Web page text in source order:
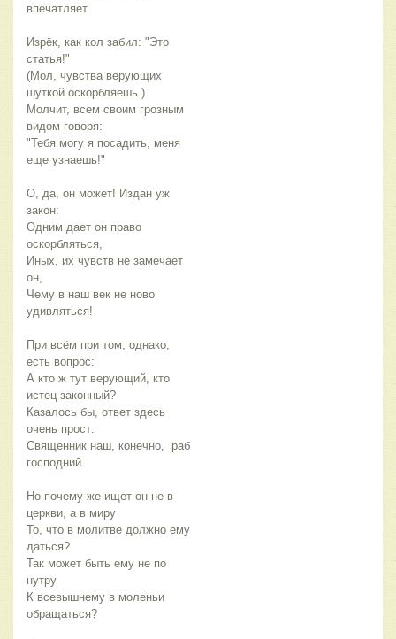
впечатляет.
Изрёк, как кол забил: "Это
статья!"
(Мол, чувства верующих
шуткой оскорбляешь.)
Молчит, всем своим грозным
видом говоря:
"Тебя могу я посадить, меня
еще узнаешь!"
О, да, он может! Издан уж
закон:
Одним дает он право
оскорбляться,
Иных, их чувств не замечает
он,
Чему в наш век не ново
удивляться!
При всём при том, однако,
есть вопрос:
А кто ж тут верующий, кто
истец законный?
Казалось бы, ответ здесь
очень прост:
Священник наш, конечно,  раб
господний.
Но почему же ищет он не в
церкви, а в миру
То, что в молитве должно ему
даться?
Так может быть ему не по
нутру
К всевышнему в моленьи
обращаться?